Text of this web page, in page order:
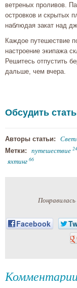
ветреных проливов.
островков и скрытых
наблюдая закат над
Каждое путешествие
настроение экипажа
Решитесь отпустить
дальше, чем вчера.
Обсудить
Авторы статьи:
Метки: путешествие
яхтинг 66
Facebook
Комментарии